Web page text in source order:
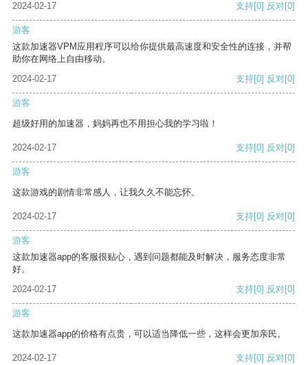
2024-02-17
支持[0] 反对[0]
游客
这款加速器VPM应用程序可以给你提供最高速度和安全性的连接，并帮
助你在网络上自由移动。
2024-02-17
支持[0] 反对[0]
游客
超级好用的加速器，妈妈再也不用担心我的学习啦！
2024-02-17 支持[0] 反对[0]
游客
这款游戏的剧情非常感人，让我久久不能忘怀。
2024-02-17 支持[0] 反对[0]
游客
这款加速器app的客服很贴心，遇到问题都能及时解决，服务态度非常
好。
2024-02-17
支持[0] 反对[0]
游客
这款加速器app的价格有点贵，可以适当降低一些，这样会更加亲民。
2024-02-17 支持[0] 反对[0]